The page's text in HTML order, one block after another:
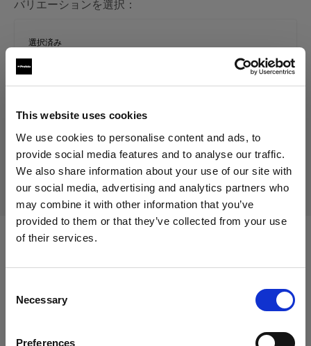
This website uses cookies
We use cookies to personalise content and ads, to
provide social media features and to analyse our traffic.
We also share information about your use of our site with
our social media, advertising and analytics partners who
may combine it with other information that you’ve
provided to them or that they’ve collected from your use
of their services.
Selection
Necessary
Preferences
地域を変更しますか？
バリエーションを選択：
選択済み
D4 ジェネレーター用ダストカバー
本製品は生産中止になりましたので、ご購入いただけませ
ん。詳しくは当社までお問い合わせください。
Packs
D4